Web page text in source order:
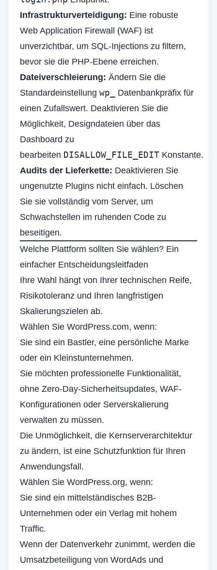
Infrastrukturverteidigung: Eine robuste
Web Application Firewall (WAF) ist
unverzichtbar, um SQL-Injections zu filtern,
bevor sie die PHP-Ebene erreichen.
Dateiverschleierung: Ändern Sie die
Standardeinstellung wp_
Datenbankpräfix für
einen Zufallswert. Deaktivieren Sie die
Möglichkeit, Designdateien über das
Dashboard zu
bearbeiten DISALLOW_FILE_EDIT Konstante.
Audits der Lieferkette: Deaktivieren Sie
ungenutzte Plugins nicht einfach. Löschen
Sie sie vollständig vom Server, um
Schwachstellen im ruhenden Code zu
beseitigen.
Welche Plattform sollten Sie wählen? Ein
einfacher Entscheidungsleitfaden
Ihre Wahl hängt von Ihrer technischen Reife,
Risikotoleranz und Ihren langfristigen
Skalierungszielen ab.
Wählen Sie WordPress.com, wenn:
Sie sind ein Bastler, eine persönliche Marke
oder ein Kleinstunternehmen.
Sie möchten professionelle Funktionalität,
ohne Zero-Day-Sicherheitsupdates, WAF-
Konfigurationen oder Serverskalierung
verwalten zu müssen.
Die Unmöglichkeit, die Kernserverarchitektur
zu ändern, ist eine Schutzfunktion für Ihren
Anwendungsfall.
Wählen Sie WordPress.org, wenn:
Sie sind ein mittelständisches B2B-
Unternehmen oder ein Verlag mit hohem
Traffic.
Wenn der Datenverkehr zunimmt, werden die
Umsatzbeteiligung von WordAds und